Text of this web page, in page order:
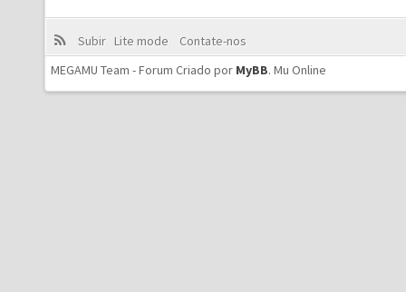
Subir Lite mode
Contate-nos
MEGAMU Team - Forum Criado por MyBB. Mu Online